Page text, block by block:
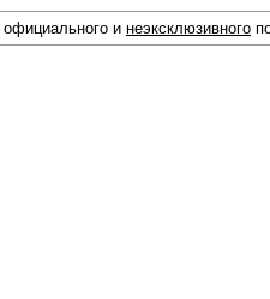
официального и неэксклюзивного